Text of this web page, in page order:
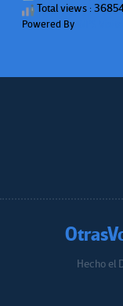
Total views :
Powered By
Hecho el